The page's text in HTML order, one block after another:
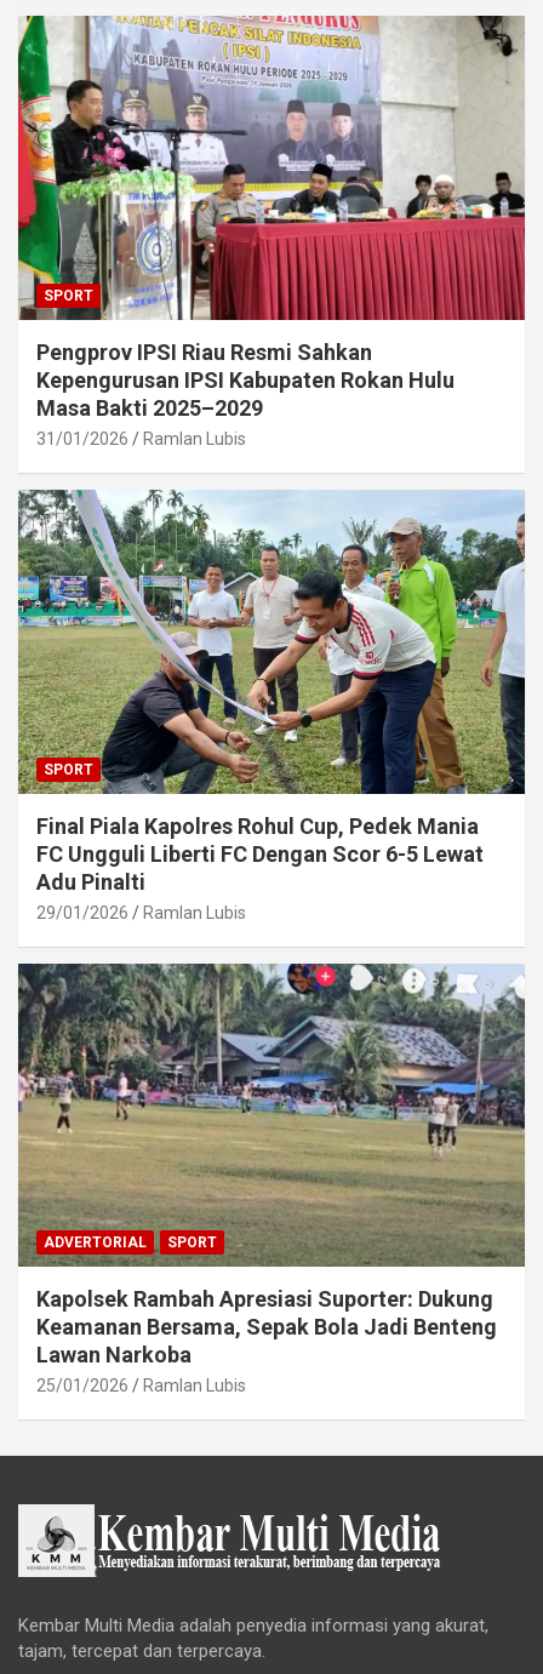
SPORT
Pengprov IPSI Riau Resmi Sahkan
Kepengurusan IPSI Kabupaten Rokan Hulu
Masa Bakti 2025–2029
31/01/2026 Ramlan Lubis
SPORT
Final Piala Kapolres Rohul Cup, Pedek Mania
FC Ungguli Liberti FC Dengan Scor 6-5 Lewat
Adu Pinalti
29/01/2026 Ramlan Lubis
ADVERTORIAL SPORT
Kapolsek Rambah Apresiasi Suporter: Dukung
Keamanan Bersama, Sepak Bola Jadi Benteng
Lawan Narkoba
25/01/2026 Ramlan Lubis
Kembar Multi Media adalah penyedia informasi yang akurat,
tajam, tercepat dan terpercaya.